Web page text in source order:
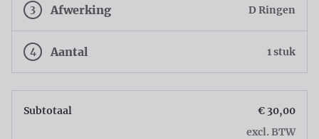
3 Afwerking D Ringen
4 Aantal 1 stuk
Subtotaal
€ 30,00
excl. BTW